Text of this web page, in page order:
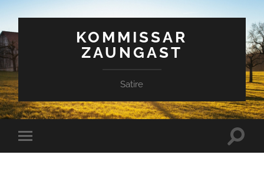
KOMMISSAR
ZAUNGAST
Satire
Mobile-
Menü